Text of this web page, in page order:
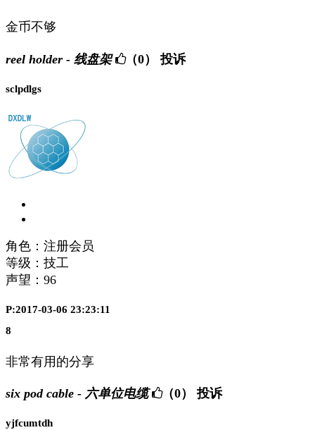
金币不够
reel holder - 线盘架 （0） 投诉
sclpdlgs
角色：注册会员
等级：技工
声望： 96
P:2017-03-06 23:23:11
8
非常有用的分享
six pod cable - 六单位电缆 （0） 投诉
yjfcumtdh